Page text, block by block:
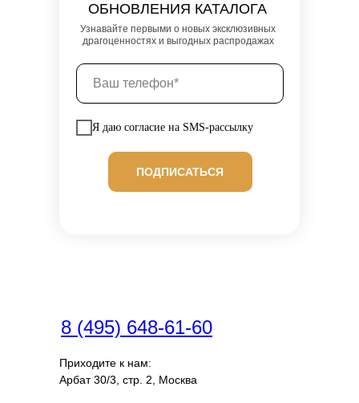
Я даю согласие на SMS-рассылку
ПОДПИСАТЬСЯ
ОБНОВЛЕНИЯ КАТАЛОГА
Узнавайте первыми о новых эксклюзивных
драгоценностях и выгодных распродажах
Приходите к нам:
Арбат 30/3, стр. 2, Москва
8 (495) 648-61-60